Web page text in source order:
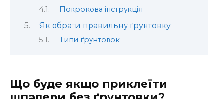
Покрокова інструкція
Як обрати правильну ґрунтовку
Типи ґрунтовок
Що буде якщо приклеїти